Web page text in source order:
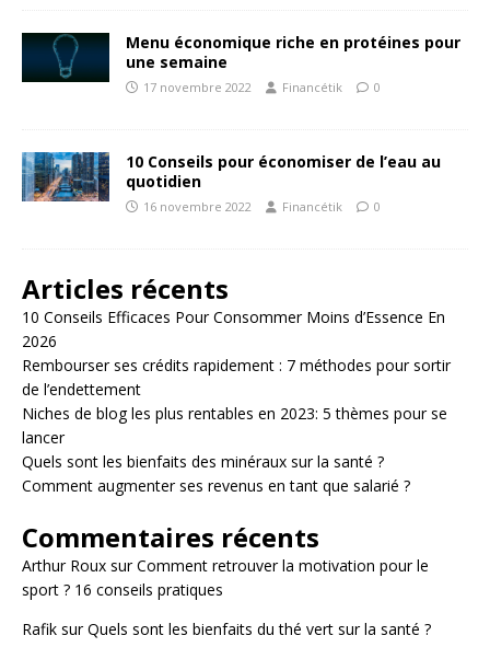
Menu économique riche en protéines pour
une semaine
17 novembre 2022 Financétik 0
10 Conseils pour économiser de l’eau au
quotidien
16 novembre 2022 Financétik 0
Articles récents
10 Conseils Efficaces Pour Consommer Moins d’Essence En
2026
Rembourser ses crédits rapidement : 7 méthodes pour sortir
de l’endettement
Niches de blog les plus rentables en 2023: 5 thèmes pour se
lancer
Quels sont les bienfaits des minéraux sur la santé ?
Comment augmenter ses revenus en tant que salarié ?
Commentaires récents
Arthur Roux surComment retrouver la motivation pour le
sport ? 16 conseils pratiques
Rafik surQuels sont les bienfaits du thé vert sur la santé ?